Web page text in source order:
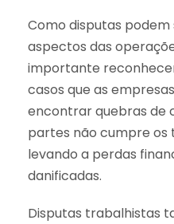
Como disputas podem
aspectos das
importante
casos que as
encontrar quebras de
partes não cumpre os
levando a perdas
danificadas.
Disputas trabalhistas